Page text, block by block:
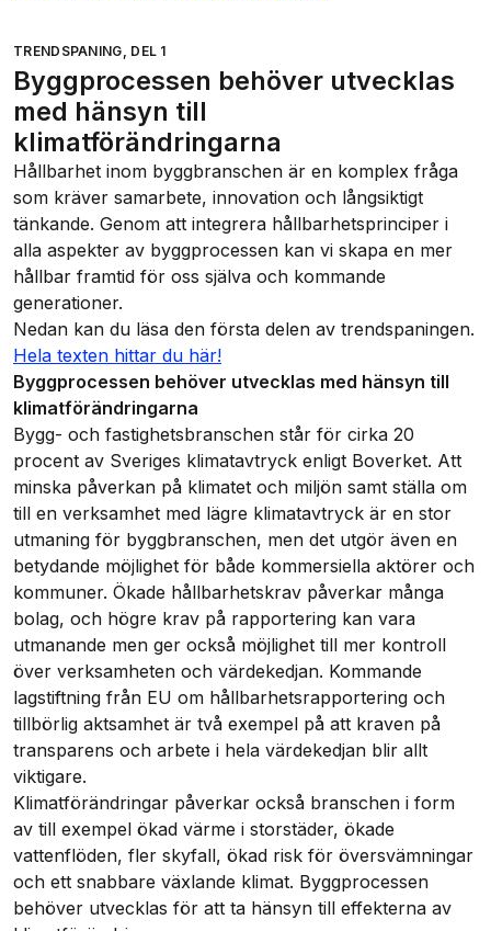
TRENDSPANING, DEL 1
Byggprocessen behöver utvecklas
med hänsyn till
klimatförändringarna
Hållbarhet inom byggbranschen är en komplex fråga
som kräver samarbete, innovation och långsiktigt
tänkande. Genom att integrera hållbarhetsprinciper i
alla aspekter av byggprocessen kan vi skapa en mer
hållbar framtid för oss själva och kommande
generationer.
Nedan kan du läsa den första delen av trendspaningen.
Hela texten hittar du här!
Byggprocessen behöver utvecklas med hänsyn till
klimatförändringarna
Bygg- och fastighetsbranschen står för cirka 20
procent av Sveriges klimatavtryck enligt Boverket. Att
minska påverkan på klimatet och miljön samt ställa om
till en verksamhet med lägre klimatavtryck är en stor
utmaning för byggbranschen, men det utgör även en
betydande möjlighet för både kommersiella aktörer och
kommuner. Ökade hållbarhetskrav påverkar många
bolag, och högre krav på rapportering kan vara
utmanande men ger också möjlighet till mer kontroll
över verksamheten och värdekedjan. Kommande
lagstiftning från EU om hållbarhetsrapportering och
tillbörlig aktsamhet är två exempel på att kraven på
transparens och arbete i hela värdekedjan blir allt
viktigare.
Klimatförändringar påverkar också branschen i form
av till exempel ökad värme i storstäder, ökade
vattenflöden, fler skyfall, ökad risk för översvämningar
och ett snabbare växlande klimat. Byggprocessen
behöver utvecklas för att ta hänsyn till effekterna av